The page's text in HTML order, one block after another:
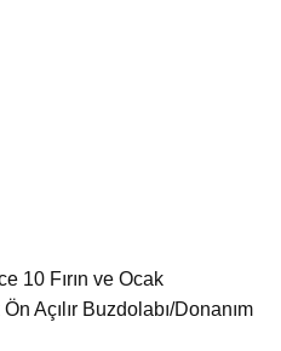
10 Fırın ve Ocak
Açılır Buzdolabı/Donanım